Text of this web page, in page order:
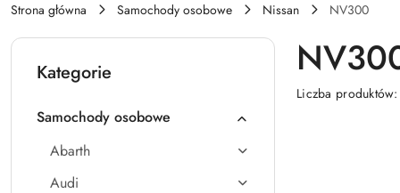
Strona główna Samochody osobowe Nissan NV300
Kategorie
Samochody osobowe
Abarth
Audi
Liczba